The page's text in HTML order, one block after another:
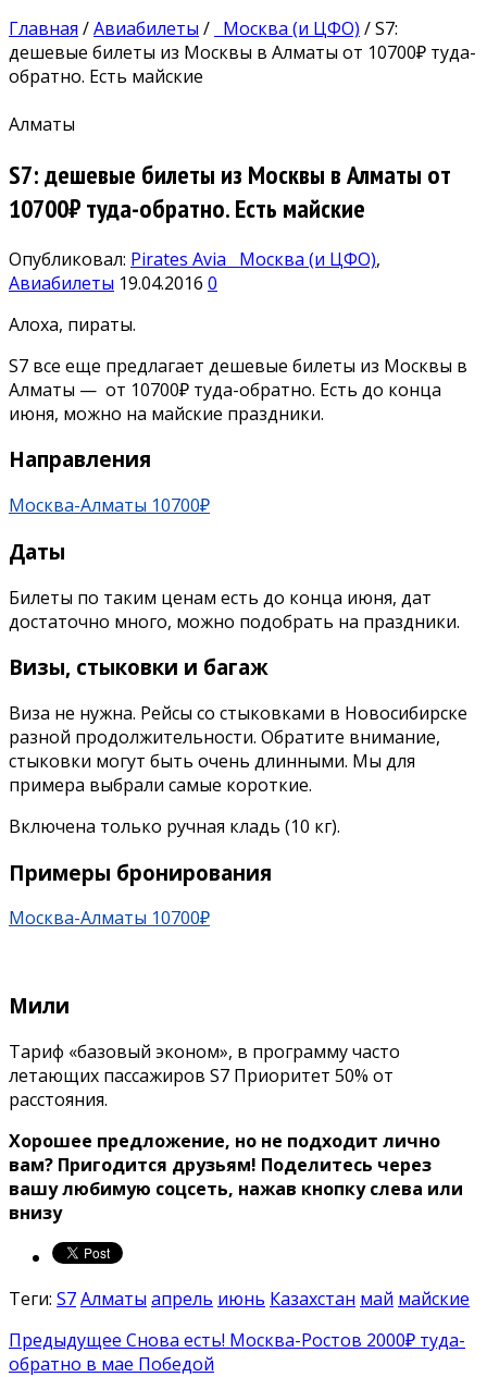
Главная /Авиабилеты / Москва (и ЦФО) /S7:
дешевые билеты из Москвы в Алматы от 10700₽ туда-
обратно. Есть майские
Алматы
S7: дешевые билеты из Москвы в Алматы от
10700₽ туда-обратно. Есть майские
Опубликовал: Pirates Avia Москва (и ЦФО),
Авиабилеты 19.04.2016 0
Алоха, пираты.
S7 все еще предлагает дешевые билеты из Москвы в
Алматы — от 10700₽ туда-обратно. Есть до конца
июня, можно на майские праздники.
Направления
Москва-Алматы 10700₽
Даты
Билеты по таким ценам есть до конца июня, дат
достаточно много, можно подобрать на праздники.
Визы, стыковки и багаж
Виза не нужна. Рейсы со стыковками в Новосибирске
разной продолжительности. Обратите внимание,
стыковки могут быть очень длинными. Мы для
примера выбрали самые короткие.
Включена только ручная кладь (10 кг).
Примеры бронирования
Москва-Алматы 10700₽
Мили
Тариф «базовый эконом», в программу часто
летающих пассажиров S7 Приоритет 50% от
расстояния.
Хорошее предложение, но не подходит лично
вам? Пригодится друзьям! Поделитесь через
вашу любимую соцсеть, нажав кнопку слева или
внизу
Теги: S7Алматы апрель июнь Казахстан май майские
Предыдущее Снова есть! Москва-Ростов 2000₽ туда-
обратно в мае Победой